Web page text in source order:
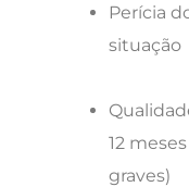
Perícia
situação
12
graves)